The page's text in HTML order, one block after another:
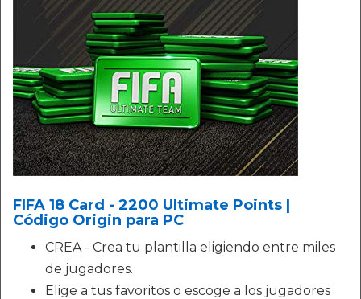
FIFA 18 Card - 2200 Ultimate Points |
Código Origin para PC
CREA - Crea tu plantilla eligiendo entre miles
de jugadores.
Elige a tus favoritos o escoge a los jugadores